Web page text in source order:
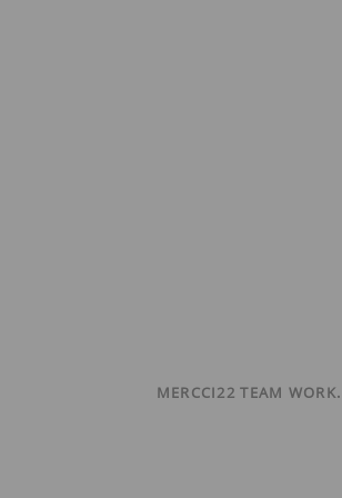
MERCCI22 TEAM WORK.